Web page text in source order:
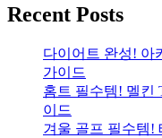
Recent Posts
다이어트 완성! 아
가이드
홈트 필수템! 멜킨
이드
겨울 골프 필수템!